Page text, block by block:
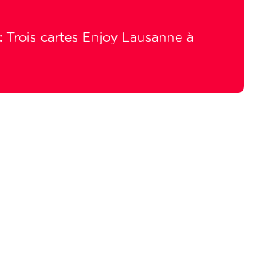
Trois cartes Enjoy Lausanne à